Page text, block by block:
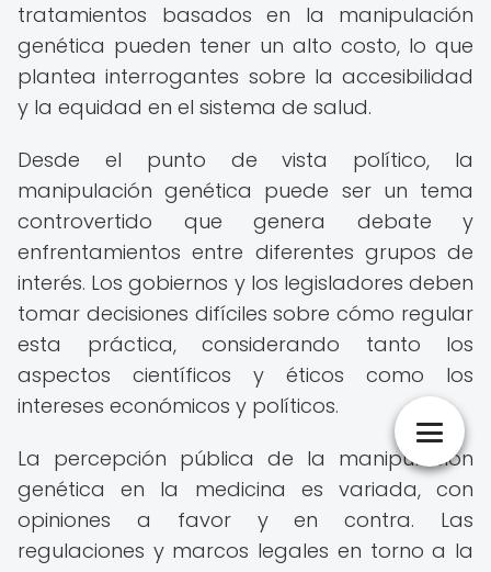
tratamientos basados en la manipulación
genética pueden tener un alto costo, lo que
plantea interrogantes sobre la accesibilidad
y la equidad en el sistema de salud.
Desde el punto de vista político, la
manipulación genética puede ser un tema
controvertido que genera debate y
enfrentamientos entre diferentes grupos de
interés. Los gobiernos y los legisladores deben
tomar decisiones difíciles sobre cómo regular
esta práctica, considerando tanto los
aspectos científicos y éticos como los
intereses económicos y políticos.
La percepción pública de la manipulación
genética en la medicina es variada, con
opiniones a favor y en contra. Las
regulaciones y marcos legales en torno a la